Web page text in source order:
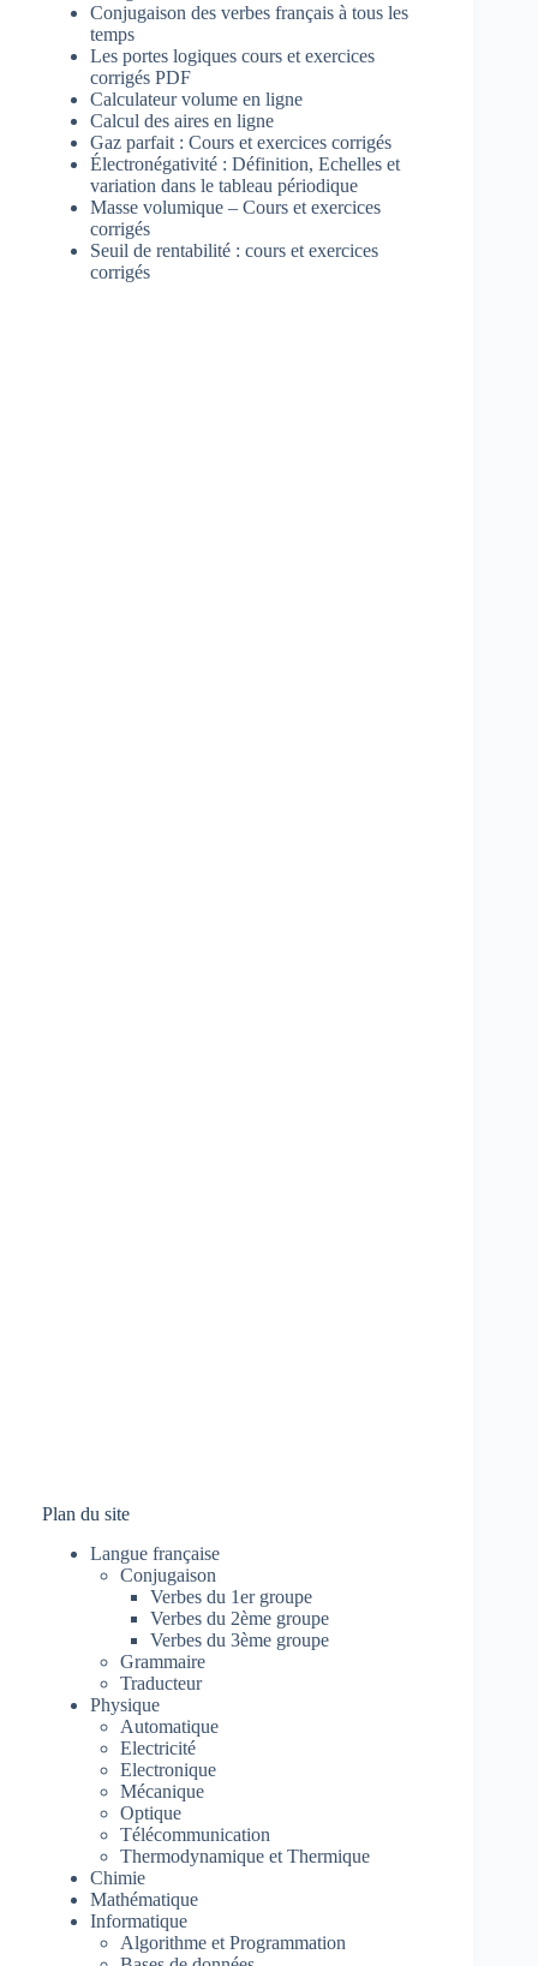
Conjugaison des verbes français à tous les
temps
Les portes logiques cours et exercices
corrigés PDF
Calculateur volume en ligne
Calcul des aires en ligne
Gaz parfait : Cours et exercices corrigés
Électronégativité : Définition, Echelles et
variation dans le tableau périodique
Masse volumique – Cours et exercices
corrigés
Seuil de rentabilité : cours et exercices
corrigés
Plan du site
Langue française
Conjugaison
Verbes du 1er groupe
Verbes du 2ème groupe
Verbes du 3ème groupe
Grammaire
Traducteur
Physique
Automatique
Electricité
Electronique
Mécanique
Optique
Télécommunication
Thermodynamique et Thermique
Chimie
Mathématique
Informatique
Algorithme et Programmation